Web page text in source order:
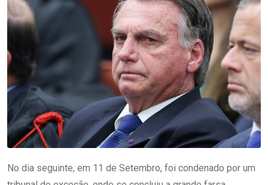
No dia seguinte, em 11 de Setembro, foi condenado por um